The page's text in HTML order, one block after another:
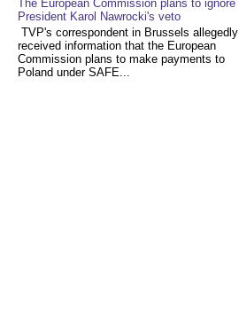
The European Commission plans to ignore
President Karol Nawrocki's veto
TVP's correspondent in Brussels allegedly
received information that the European
Commission plans to make payments to
Poland under SAFE...